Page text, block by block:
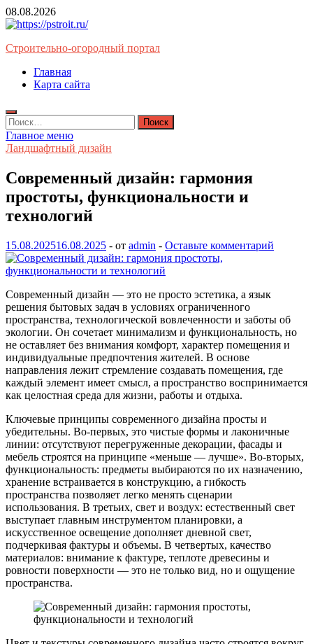
Перейти
к
08.08.2026
Строительно-огородный портал
Главная
Карта сайта
Найти:
Главное меню
Ландшафтный дизайн
Современный дизайн: гармония
простоты, функциональности и
технологий
15.08.202516.08.2025 - от admin - Оставьте комментарий
Современный дизайн — это не просто эстетика, а язык
решения бытовых задач в условиях ограниченного
пространства, технологической вовлеченности и заботы об
экологии. Он сочетает минимализм и функциональность, но
не оставляет без внимания комфорт, характер помещения и
индивидуальные предпочтения жителей. В основе
направления лежит стремление создавать помещения, где
каждый элемент имеет смысл, а пространство воспринимается
как целостная среда для жизни, работы и отдыха.
Ключевые принципы современного дизайна просты и
убедительны. Во‑первых, это чистые формы и лаконичные
линии: отсутствуют перегруженные декорации, фасады и
мебель строятся на принципе «меньше — лучше». Во‑вторых,
функциональность: предметы выбираются по их назначению,
хранение встраивается в конструкцию, а гибкость
пространства позволяет легко менять сценарии
использования. В третьих, свет и воздух: естественный свет
выступает главным инструментом планировки, а
искусственное освещение дополняет дневной свет,
подчеркивая фактуры и объемы. В четвертых, качество
материалов: внимание к фактуре, теплоте древесины и
ровности поверхности — это не только вид, но и ощущение
пространства.